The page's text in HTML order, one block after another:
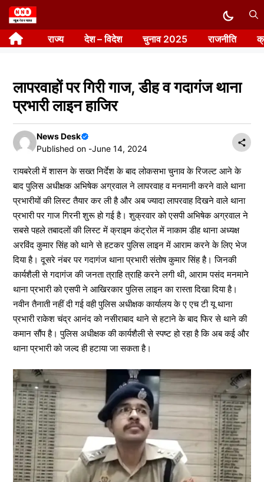
Skip
to
content राज्य देश – विदेश चुनाव 2025 राजनीति
लापरवाहों पर गिरी गाज, डीह व गदागंज थाना
प्रभारी लाइन हाजिर
News Desk
Published on -June 14, 2024
रायबरेली में शासन के सख्त निर्देश के बाद लोकसभा चुनाव के रिजल्ट आने के
बाद पुलिस अधीक्षक अभिषेक अग्रवाल ने लापरवाह व मनमानी करने वाले थाना
प्रभारीयों की लिस्ट तैयार कर ली है और अब ज्यादा लापरवाह दिखने वाले थाना
प्रभारी पर गाज गिरनी शुरू हो गई है। शुक्रवार को एसपी अभिषेक अग्रवाल ने
सबसे पहले तबादलों की लिस्ट में क्राइम कंट्रोल में नाकाम डीह थाना अध्यक्ष
अरविंद कुमार सिंह को थाने से हटकर पुलिस लाइन में आराम करने के लिए भेज
दिया है। दूसरे नंबर पर गदागंज थाना प्रभारी संतोष कुमार सिंह है। जिनकी
कार्यशैली से गदागंज की जनता त्राहि त्राहि करने लगी थी, आराम पसंद मनमाने
थाना प्रभारी को एसपी ने आखिरकार पुलिस लाइन का रास्ता दिखा दिया है।
नवीन तैनाती नहीं दी गई वही पुलिस अधीक्षक कार्यालय के ए एच टी यू थाना
प्रभारी राकेश चंद्र आनंद को नसीराबाद थाने से हटाने के बाद फिर से थाने की
कमान सौंप है। पुलिस अधीक्षक की कार्यशैली से स्पष्ट हो रहा है कि अब कई और
थाना प्रभारी को जल्द ही हटाया जा सकता है।